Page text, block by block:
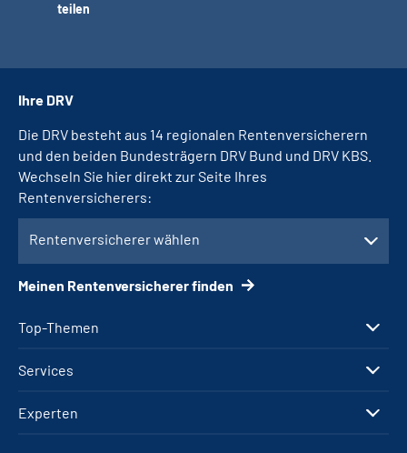
teilen
Top-Themen
Services
Experten
Ihre DRV
Die DRV besteht aus 14 regionalen Rentenversicherern
und den beiden Bundesträgern DRV Bund und DRV KBS.
Wechseln Sie hier direkt zur Seite Ihres
Rentenversicherers:
Rentenversicherer wählen
Meinen Rentenversicherer finden